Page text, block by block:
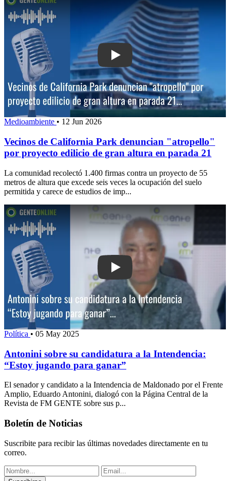
Play: Vecinos de California Park
Medioambiente • 12 Jun 2026
Vecinos de California Park denuncian "atropello"
por proyecto edilicio de gran altura en parada 21
La comunidad recolectó 1.400 firmas contra un proyecto de 55
metros de altura que excede seis veces la ocupación del suelo
permitida y carece de estudios de imp...
Play: Antonini sobre su candidatura a
Política • 05 May 2025
Antonini sobre su candidatura a la Intendencia:
“Estoy jugando para ganar”
El senador y candidato a la Intendencia de Maldonado por el Frente
Amplio, Eduardo Antonini, dialogó con la Página Central de la
Revista de FM GENTE sobre sus p...
Boletín de Noticias
Suscribite para recibir las últimas novedades directamente en tu
correo.